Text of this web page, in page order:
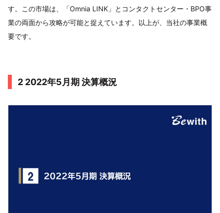
す。この市場は、「Omnia LINK」とコンタクトセンター・BPO事
業の両面から攻略が可能と捉えています。以上が、当社の事業概
要です。
2 2022年5月期 決算概況